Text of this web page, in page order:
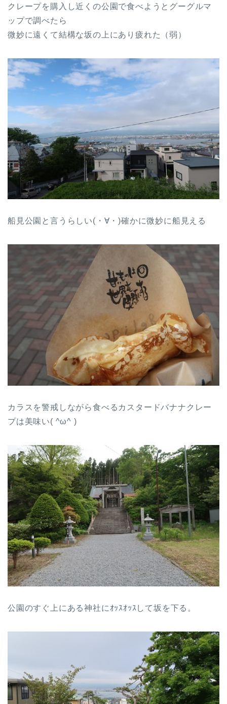
クレープを購入し近くの公園で食べようとグーグルマ
ップで調べたら
微妙に遠くて結構な坂の上にあり疲れた（弱）
船見公園と言うらしい(・∀・)確かに微妙に船見える
カラスを警戒しながら食べるカスタードバナナクレー
プは美味い( ^ω^ )
公園のすぐ上にある神社にｵｯｽｵｯｽして坂を下る。